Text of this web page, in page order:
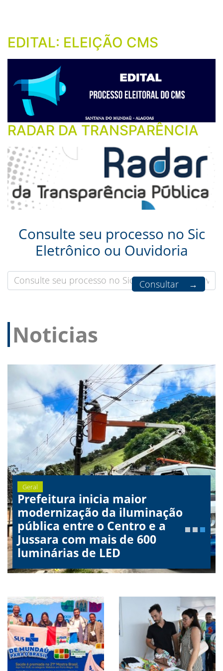
LED
pública
EDITAL: ELEIÇÃO CMS
RADAR DA TRANSPARÊNCIA
Consulte seu processo no Sic
Eletrônico ou Ouvidoria
Noticias
Geral
Santana do Mundaú faz história
e consolida a melhor Educação
do Brasil pelo segundo ano
consecutivo
Geral
Educação conquista Menção
Honrosa da Medalha Paulo
Freire, concedida pelo MEC
Geral
Prefeitura inicia maior
modernização da iluminação
pública entre o Centro e a
Jussara com mais de 600
luminárias de LED